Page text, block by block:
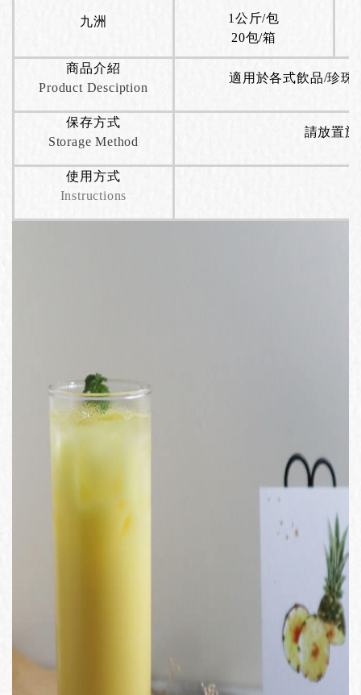
九洲
1公斤/包
20包/箱
商品介紹
Product Desciption
適用於各式飲品/珍珠
保存方式
Storage Method
請放置
使用方式
Instructions